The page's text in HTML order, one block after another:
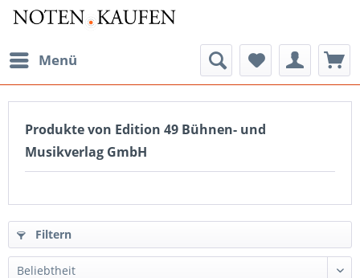
Menü
Produkte von Edition 49 Bühnen- und
Musikverlag GmbH
Filtern